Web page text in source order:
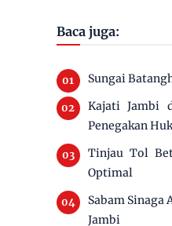
Baca juga:
Sungai
Kajati Jambi
Penegakan
Tinjau Tol
Optimal
Sabam Sinaga
Jambi